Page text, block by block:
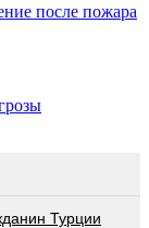
после пожара
Турции